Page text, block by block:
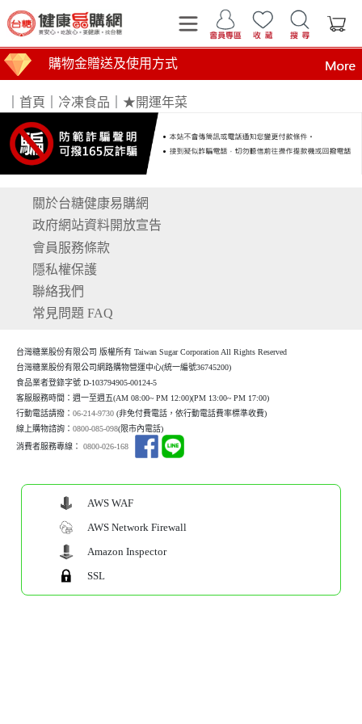
購物金贈送及使用方式
運費計算標準
商品到貨時間說明
台糖產品這裡買 健康美味帶回家
買安心 吃放心 要健康 找台糖
台糖產品 食在安心 查驗報告在這裡
全臺第1家最環保國營企業！榮獲行政院環境部網購包
首頁 冷凍食品 ★開運年菜
關於台糖健康易購網
政府網站資料開放宣告
會員服務條款
隱私權保護
聯絡我們
常見問題 FAQ
台灣糖業股份有限公司 版權所有 Taiwan Sugar Corporation All Rights Reserved
台灣糖業股份有限公司網路購物營運中心(統一編號36745200)
食品業者登錄字號 D-103794905-00124-5
客服服務時間：週一至週五(AM 08:00~ PM 12:00)(PM 13:00~ PM 17:00)
行動電話請撥：06-214-9730 (非免付費電話，依行動電話費率標準收費)
線上購物諮詢：0800-085-098(限市內電話)
消費者服務專線：0800-026-168
AWS WAF
AWS Network Firewall
Amazon Inspector
SSL